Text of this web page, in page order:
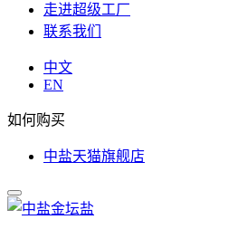
走进超级工厂
联系我们
中文
EN
如何购买
中盐天猫旗舰店